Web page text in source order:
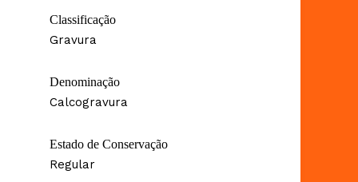
Classificação
Gravura
Denominação
Calcogravura
Estado de Conservação
Regular